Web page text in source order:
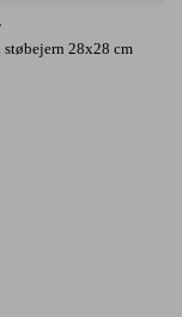
28x28 cm